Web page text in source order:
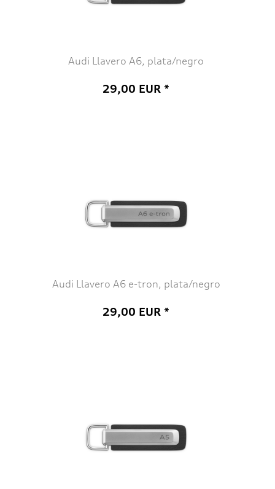
Audi Llavero A6, plata/negro
29,00 EUR *
Audi Llavero A6 e-tron, plata/negro
29,00 EUR *